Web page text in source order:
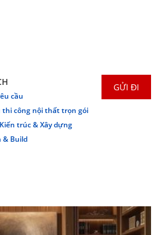
cầu
thi công nội thất trọn gói
trúc & Xây dựng
& Build